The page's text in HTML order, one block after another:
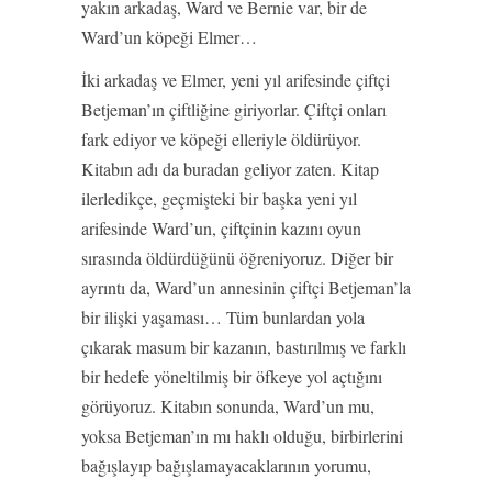
yakın arkadaş, Ward ve Bernie var, bir de
Ward’un köpeği Elmer…
İki arkadaş ve Elmer, yeni yıl arifesinde çiftçi
Betjeman’ın çiftliğine giriyorlar. Çiftçi onları
fark ediyor ve köpeği elleriyle öldürüyor.
Kitabın adı da buradan geliyor zaten. Kitap
ilerledikçe, geçmişteki bir başka yeni yıl
arifesinde Ward’un, çiftçinin kazını oyun
sırasında öldürdüğünü öğreniyoruz. Diğer bir
ayrıntı da, Ward’un annesinin çiftçi Betjeman’la
bir ilişki yaşaması… Tüm bunlardan yola
çıkarak masum bir kazanın, bastırılmış ve farklı
bir hedefe yöneltilmiş bir öfkeye yol açtığını
görüyoruz. Kitabın sonunda, Ward’un mu,
yoksa Betjeman’ın mı haklı olduğu, birbirlerini
bağışlayıp bağışlamayacaklarının yorumu,